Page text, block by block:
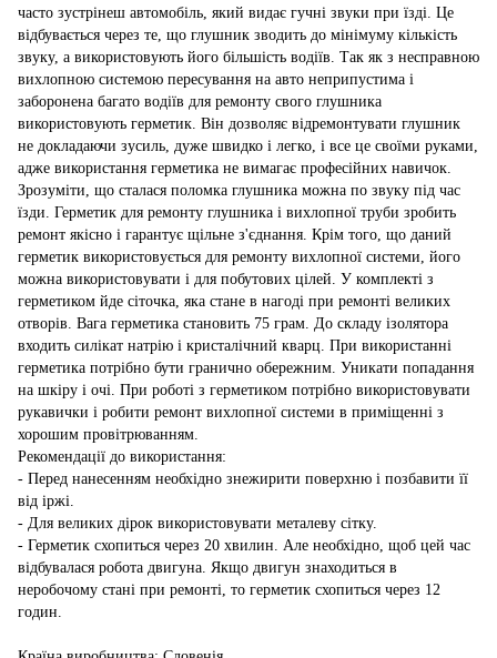
часто зустрінеш автомобіль, який видає гучні звуки при їзді. Це
відбувається через те, що глушник зводить до мінімуму кількість
звуку, а використовують його більшість водіїв. Так як з несправною
вихлопною системою пересування на авто неприпустима і
заборонена багато водіїв для ремонту свого глушника
використовують герметик. Він дозволяє відремонтувати глушник
не докладаючи зусиль, дуже швидко і легко, і все це своїми руками,
адже використання герметика не вимагає професійних навичок.
Зрозуміти, що сталася поломка глушника можна по звуку під час
їзди. Герметик для ремонту глушника і вихлопної труби зробить
ремонт якісно і гарантує щільне з'єднання. Крім того, що даний
герметик використовується для ремонту вихлопної системи, його
можна використовувати і для побутових цілей. У комплекті з
герметиком йде сіточка, яка стане в нагоді при ремонті великих
отворів. Вага герметика становить 75 грам. До складу ізолятора
входить силікат натрію і кристалічний кварц. При використанні
герметика потрібно бути гранично обережним. Уникати попадання
на шкіру і очі. При роботі з герметиком потрібно використовувати
рукавички і робити ремонт вихлопної системи в приміщенні з
хорошим провітрюванням.
Рекомендації до використання:
- Перед нанесенням необхідно знежирити поверхню і позбавити її
від іржі.
- Для великих дірок використовувати металеву сітку.
- Герметик схопиться через 20 хвилин. Але необхідно, щоб цей час
відбувалася робота двигуна. Якщо двигун знаходиться в
неробочому стані при ремонті, то герметик схопиться через 12
годин.